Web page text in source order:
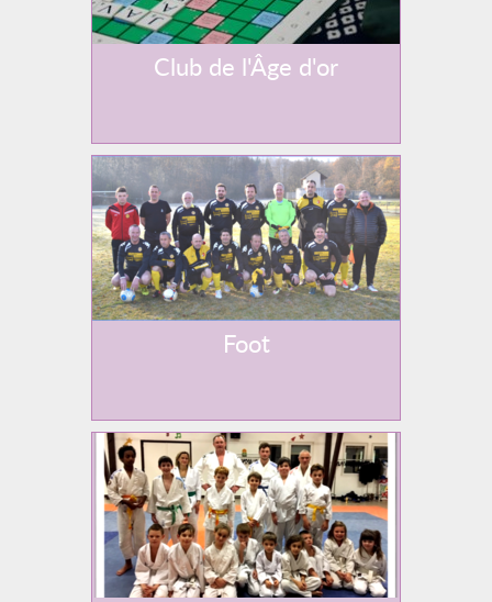
Club de l'Âge d'or
Foot